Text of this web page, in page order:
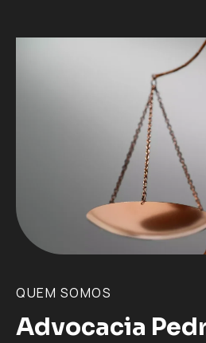
QUEM SOMOS
Advocacia